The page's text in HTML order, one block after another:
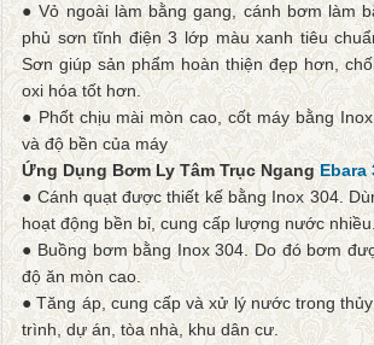
● Vỏ ngoài làm bằng gang, cánh bơm làm
phủ sơn tĩnh điện 3 lớp màu xanh tiêu
Sơn giúp sản phẩm hoàn thiện đẹp hơn,
oxi hóa tốt hơn.
● Phốt chịu mài mòn cao, cốt máy bằng
và độ bền của máy
Ứng Dụng Bơm Ly Tâm Trục NgangEbara
● Cánh quạt được thiết kế bằng Inox 304.
hoạt động bền bỉ, cung cấp lượng nước
● Buồng bơm bằng Inox 304. Do đó bơm
độ ăn mòn cao.
● Tăng áp, cung cấp và xử lý nước trong
trình, dự án, tòa nhà, khu dân cư.